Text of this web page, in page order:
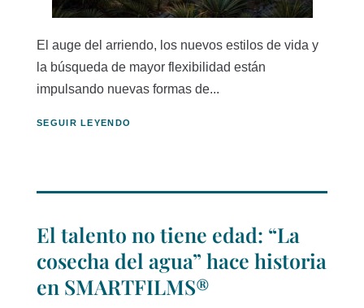
El auge del arriendo, los nuevos estilos de vida y
la búsqueda de mayor flexibilidad están
impulsando nuevas formas de...
SEGUIR LEYENDO
El talento no tiene edad: “La
cosecha del agua” hace historia
en SMARTFILMS®